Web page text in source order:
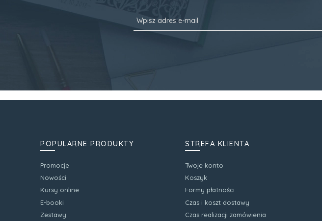
POPULARNE PRODUKTY
Promocje
Nowości
Kursy online
E-booki
Zestawy
STREFA KLIENTA
Twoje konto
Koszyk
Formy płatności
Czas i koszt dostawy
Czas realizacji zamówienia